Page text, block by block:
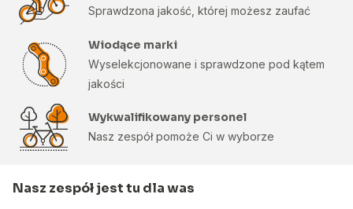
Sprawdzona jakość, której możesz zaufać
Wiodące marki
Wyselekcjonowane i sprawdzone pod kątem
jakości
Wykwalifikowany personel
Nasz zespół pomoże Ci w wyborze
Nasz zespół jest tu dla was